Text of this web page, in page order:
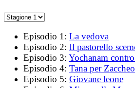
Episodio 1: La vedova
Episodio 2: Il pastorello
Episodio 3: Yochanam
Episodio 4: Tana per Zaccheo
Episodio 5: Giovane leone